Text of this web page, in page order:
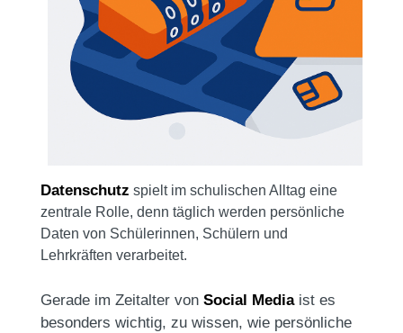
Datenschutz spielt im schulischen Alltag eine
zentrale Rolle, denn täglich werden persönliche
Daten von Schülerinnen, Schülern und
Lehrkräften verarbeitet.
Gerade im Zeitalter von Social Mediaist es
besonders wichtig, zu wissen, wie persönliche